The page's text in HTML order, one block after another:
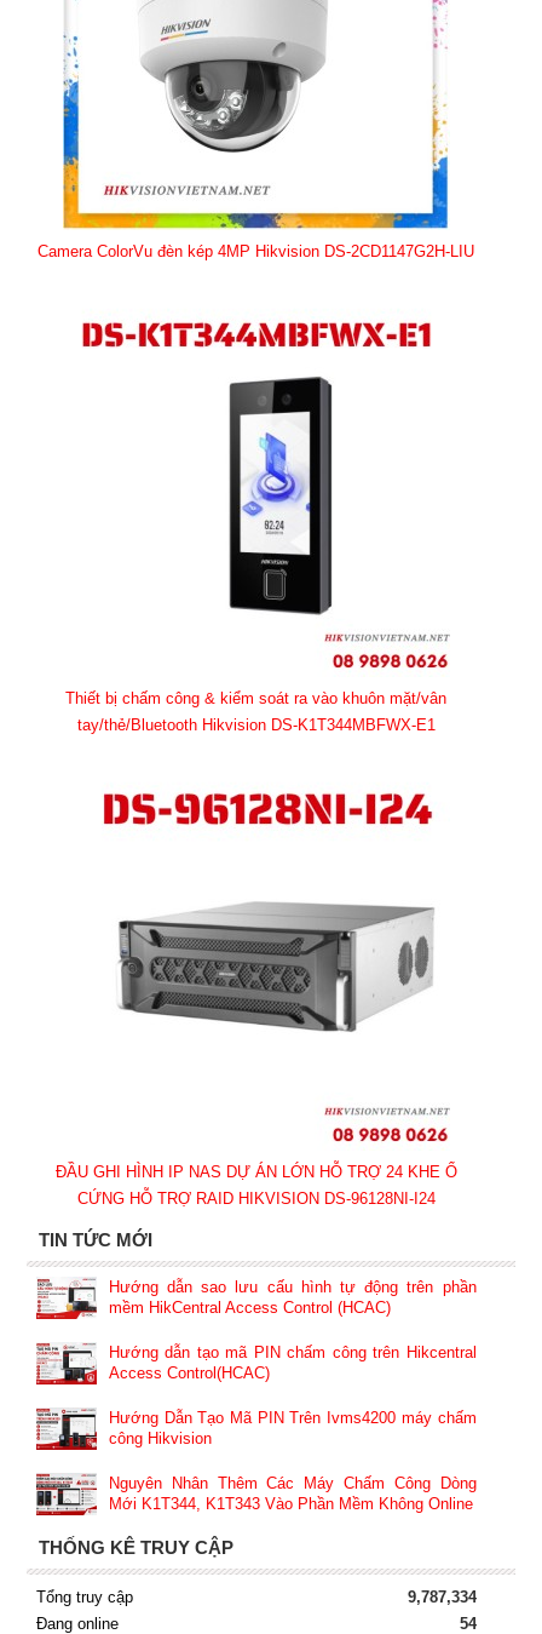
Camera ColorVu đèn kép 4MP Hikvision DS-2CD1147G2H-LIU
Thiết bị chấm công & kiểm soát ra vào khuôn mặt/vân
tay/thẻ/Bluetooth Hikvision DS-K1T344MBFWX-E1
ĐẦU GHI HÌNH IP NAS DỰ ÁN LỚN HỖ TRỢ 24 KHE Ổ
CỨNG HỖ TRỢ RAID HIKVISION DS-96128NI-I24
TIN TỨC MỚI
Hướng dẫn sao lưu cấu hình tự động trên phần
mềm HikCentral Access Control (HCAC)
Hướng dẫn tạo mã PIN chấm công trên Hikcentral
Access Control(HCAC)
Hướng Dẫn Tạo Mã PIN Trên Ivms4200 máy chấm
công Hikvision
Nguyên Nhân Thêm Các Máy Chấm Công Dòng
Mới K1T344, K1T343 Vào Phần Mềm Không Online
THỐNG KÊ TRUY CẬP
Tổng truy cập
9,787,334
Đang online
54